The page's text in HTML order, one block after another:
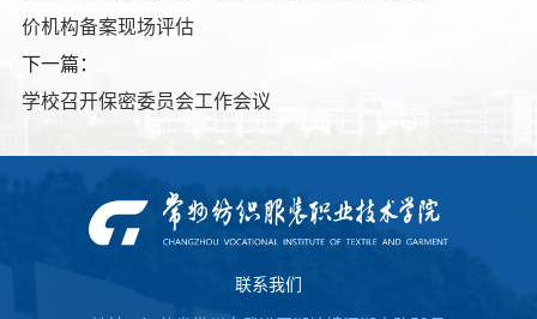
价机构备案现场评估
下一篇：
学校召开保密委员会工作会议
联系我们